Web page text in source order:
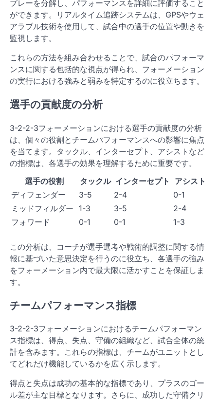
プレーを分解し、パフォーマンスを詳細に評価すること
ができます。リアルタイム追跡システムは、GPSやウェ
アラブル技術を使用して、試合中の選手の位置や動きを
監視します。
これらの方法を組み合わせることで、試合のパフォーマ
ンスに関する包括的な視点が得られ、フォーメーション
の実行における強みと弱みを特定するのに役立ちます。
選手の貢献度の分析
3-2-2-3フォーメーションにおける選手の貢献度の分析
は、個々の役割とチームパフォーマンスへの影響に焦点
を当てます。タックル、インターセプト、アシストなど
の指標は、各選手の効果を理解するために重要です。
選手の役割
タックル インターセプト
アシスト
ディフェンダー
3-5 2-4
0-1
ミッドフィルダー 1-3 3-5
2-4
フォワード
0-1 0-1 1-3
この分析は、コーチが選手選考や戦術的調整に関する情
報に基づいた意思決定を行うのに役立ち、各選手の強み
をフォーメーション内で最大限に活かすことを保証しま
す。
チームパフォーマンス指標
3-2-2-3フォーメーションにおけるチームパフォーマン
ス指標は、得点、失点、守備の組織など、試合全体の統
計を含みます。これらの指標は、チームがユニットとし
てどれだけ機能しているかを広く示します。
得点と失点は成功の基本的な指標であり、プラスのゴー
ル差が主な目標となります。さらに、成功した守備クリ